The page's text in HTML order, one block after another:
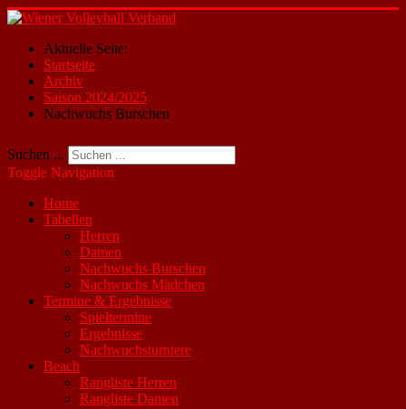
Aktuelle Seite:
Startseite
Archiv
Saison 2024/2025
Nachwuchs Burschen
Suchen ...
Toggle Navigation
Home
Tabellen
Herren
Damen
Nachwuchs Burschen
Nachwuchs Mädchen
Termine & Ergebnisse
Spieltermine
Ergebnisse
Nachwuchsturniere
Beach
Rangliste Herren
Rangliste Damen